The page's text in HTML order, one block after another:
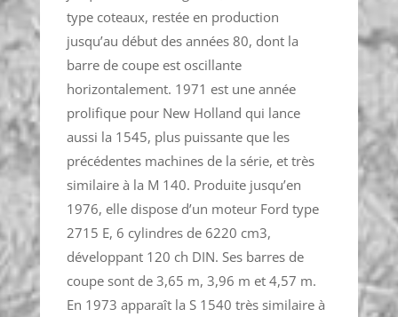
type coteaux, restée en production
jusqu’au début des années 80, dont la
barre de coupe est oscillante
horizontalement. 1971 est une année
prolifique pour New Holland qui lance
aussi la 1545, plus puissante que les
précédentes machines de la série, et très
similaire à la M 140. Produite jusqu’en
1976, elle dispose d’un moteur Ford type
2715 E, 6 cylindres de 6220 cm3,
développant 120 ch DIN. Ses barres de
coupe sont de 3,65 m, 3,96 m et 4,57 m.
En 1973 apparaît la S 1540 très similaire à